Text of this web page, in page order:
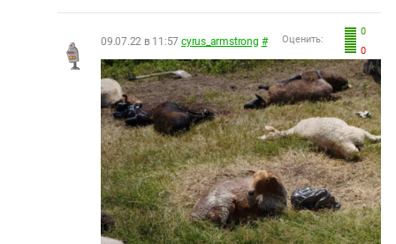
0
0
Оценить:
09.07.22 в 11:57 cyrus_armstrong #